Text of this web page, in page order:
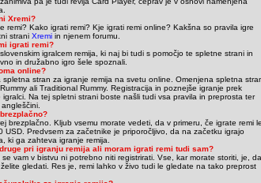
Xremi?
Kako igrati remi? Kje igrati remi online? Kakšna so pravila igre
strani Xremiin njenem forumu.
igrati remi?
igralcem remija, ki naj bi tudi s pomočjo te spletne strani in
in družabno igro šele spoznali.
online?
stran za igranje remija na svetu online. Omenjena spletna
ali Traditional Rummy. Registracija in poznejše igranje prek
Na tej spletni strani boste našli tudi vsa pravila in preprosta ter
brezplačno. Kljub vsemu morate vedeti, da v primeru, če igrate remi le
Predvsem za začetnike je priporočljivo, da na začetku igrajo
ki ga zahteva igranje remija.
pri igranju remija ali moram igrati remi tudi sam?
vam v bistvu ni potrebno niti registrirati. Vse, kar morate storiti, je, da
gledati. Res je, remi lahko v živo tudi le gledate na tako preprost